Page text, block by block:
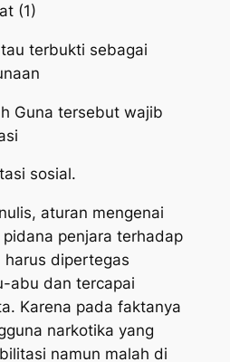
(1)
terbukti sebagai
Guna tersebut wajib
sosial.
aturan mengenai
penjara terhadap
harus dipertegas
abu dan tercapai
Karena pada faktanya
narkotika yang
namun malah di